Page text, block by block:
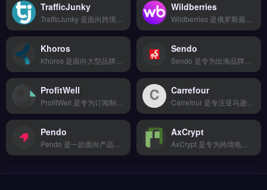
TrafficJunky Wildberries
Khoros Sendo
ProfitWell Carrefour
Pendo AxCrypt